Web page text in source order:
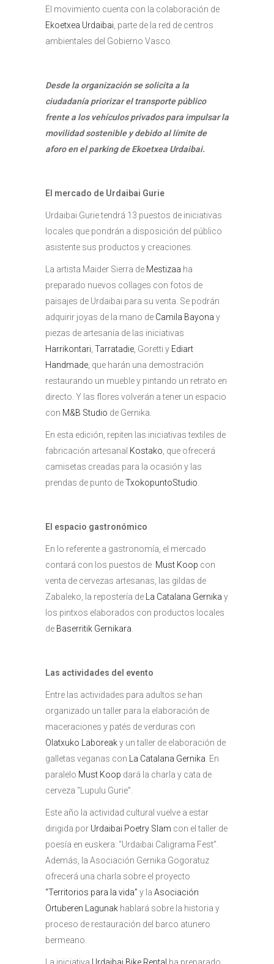
El movimiento cuenta con la colaboración de
Ekoetxea Urdaibai , parte de la red de centros
ambientales del Gobierno Vasco.
Desde la organización se solicita a la
ciudadanía priorizar el transporte público
frente a los vehículos privados para impulsar la
movilidad sostenible y debido al límite de
aforo en el parking de Ekoetxea Urdaibai.
El mercado de Urdaibai Gurie
Urdaibai Gurie tendrá 13 puestos de iniciativas
locales que pondrán a disposición del público
asistente sus productos y creaciones.
La artista Maider Sierra de Mestizaa ha
preparado nuevos collages con fotos de
paisajes de Urdaibai para su venta. Se podrán
adquirir joyas de la mano de Camila Bayona y
piezas de artesanía de las iniciativas
Harrikontari Tarratadie , Goretti y Ediart
Handmade , que harán una demostración
restaurando un mueble y pintando un retrato en
directo. Y las flores volverán a tener un espacio
con M&B Studio de Gernika.
En esta edición, repiten las iniciativas textiles de
fabricación artesanal Kostako , que ofrecerá
camisetas creadas para la ocasión y las
prendas de punto deTxokopuntoStudio
El espacio gastronómico
En lo referente a gastronomía, el mercado
contará con los puestos de Must Koop con
venta de cervezas artesanas, las gildas de
Zabaleko, la repostería de
La Catalana Gernika y
los pintxos elaborados con productos locales
de Baserritik Gernikara
Las actividades del evento
Entre las actividades para adultos se han
organizado un taller para la elaboración de
maceraciones y patés de verduras con
Olatxuko Laboreaky un taller de elaboración de
galletas veganas con
La Catalana Gernika . En
paralelo Must Koop dará la charla y cata de
cerveza “Lupulu Gurie”.
Este año la actividad cultural vuelve a estar
dirigida por Urdaibai Poetry Slam con el taller de
poesía en euskera: “Urdaibai Caligrama Fest”.
Además, la Asociación Gernika Gogoratuz
ofrecerá una charla sobre el proyecto
“Territorios para la vida” y la Asociación
Ortuberen Lagunak hablará sobre la historia y
proceso de restauración del barco atunero
bermeano.
La iniciativa Urdaibai Bike Rental ha preparado